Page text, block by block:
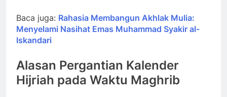
Baca juga: Rahasia Membangun Akhlak Mulia:
Menyelami Nasihat Emas Muhammad Syakir al-
Iskandari
Alasan Pergantian Kalender
Hijriah pada Waktu Maghrib